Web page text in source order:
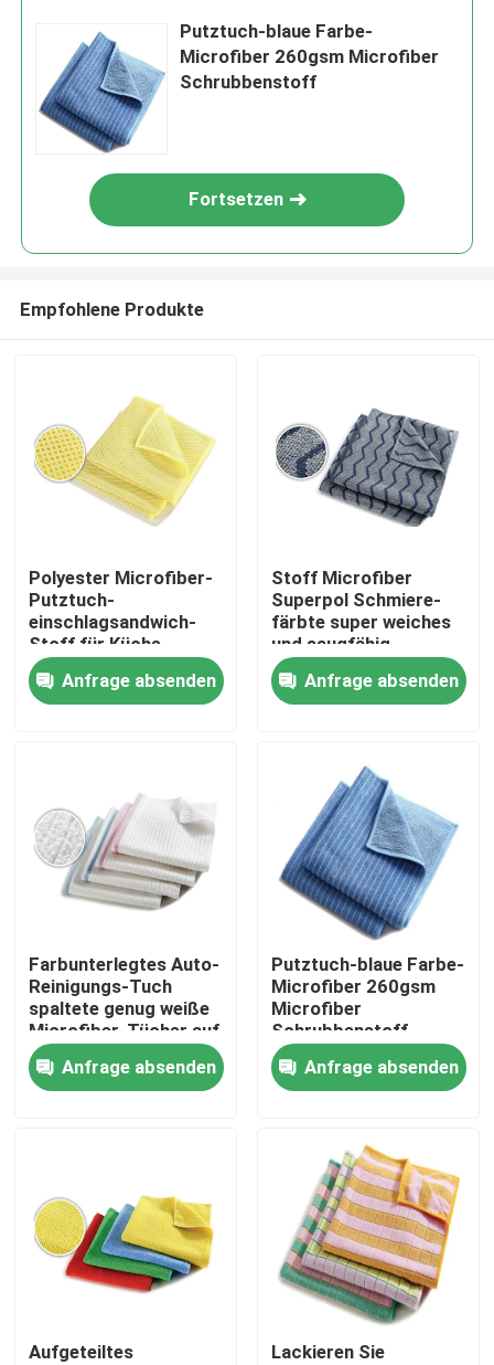
Über uns
Qualitätskontrolle
Kontakt
Dickflüssige Spinnfaser
Recycelte Polyester-Stapelfaser
Polypropylen-Stapelfaser
Putztuch-blaue Farbe-
Microfiber 260gsm Microfiber
Schrubbenstoff
Fortsetzen
Empfohlene Produkte
Polyester Microfiber-
Putztuch-
einschlagsandwich-
Stoff für Küche
Anfrage absenden
Stoff Microfiber
Superpol Schmiere-
färbte super weiches
und saugfähig
Anfrage absenden
Farbunterlegtes Auto-
Reinigungs-Tuch
spaltete genug weiße
Microfiber-Tücher auf
Anfrage absenden
Putztuch-blaue Farbe-
Microfiber 260gsm
Microfiber
Schrubbenstoff
Anfrage absenden
Aufgeteiltes
Lackieren Sie